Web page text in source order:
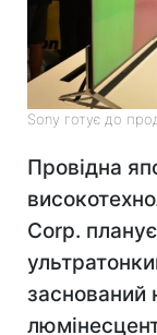
Sony готує до
Провідна
Corp.
заснований